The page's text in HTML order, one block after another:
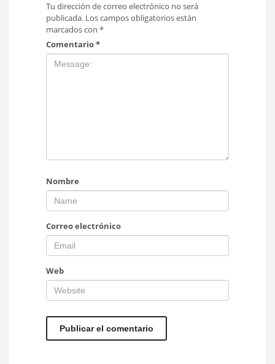
Tu dirección de correo electrónico no será
publicada. Los campos obligatorios están
marcados con *
Comentario*
Nombre
Correo electrónico
Web